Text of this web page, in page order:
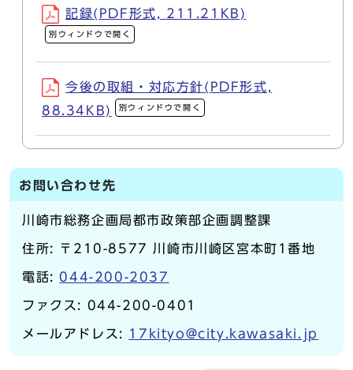
記録(PDF形式, 211.21KB)
別ウィンドウで開く
今後の取組・対応方針(PDF形式,
88.34KB)
別ウィンドウで開く
お問い合わせ先
川崎市総務企画局都市政策部企画調整課
住所: 〒210-8577 川崎市川崎区宮本町1番地
電話: 044-200-2037
ファクス: 044-200-0401
メールアドレス: 17kityo@city.kawasaki.jp